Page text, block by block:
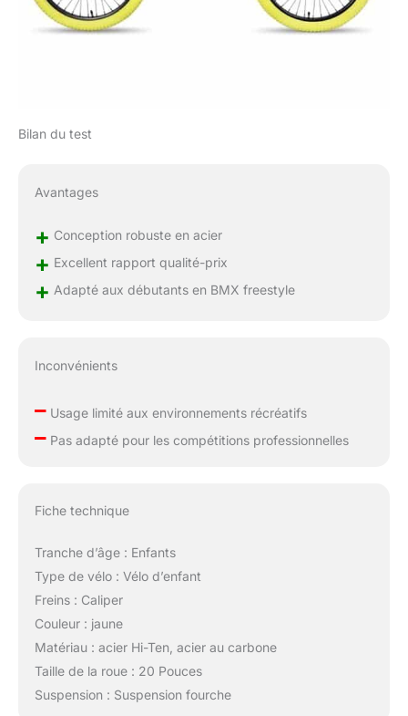
Bilan du test
Avantages
+ Conception robuste en acier
+ Excellent rapport qualité-prix
+ Adapté aux débutants en BMX freestyle
Inconvénients
–Usage limité aux environnements récréatifs
–Pas adapté pour les compétitions professionnelles
Fiche technique
Tranche d’âge : Enfants
Type de vélo : Vélo d’enfant
Freins : Caliper
Couleur : jaune
Matériau : acier Hi-Ten, acier au carbone
Taille de la roue : 20 Pouces
Suspension : Suspension fourche